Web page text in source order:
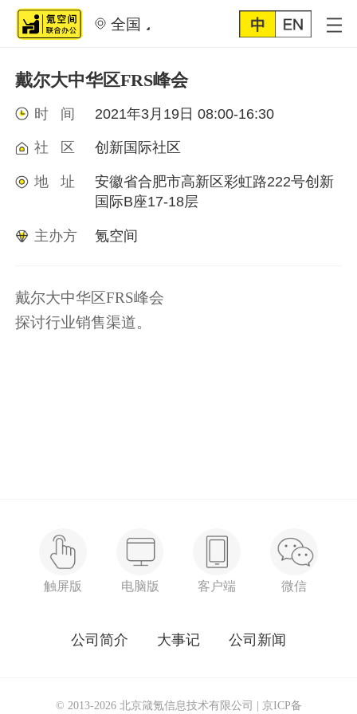
全国
戴尔大中华区FRS峰会
时 间 2021年3月19日 08:00-16:30
社 区 创新国际社区
地 址
安徽省合肥市高新区彩虹路222号创新
国际B座17-18层
主办方 氪空间
戴尔大中华区FRS峰会
探讨行业销售渠道。
触屏版 电脑版 客户端 微信
公司简介 大事记 公司新闻
© 2013-2026 北京箴氪信息技术有限公司 | 京ICP备